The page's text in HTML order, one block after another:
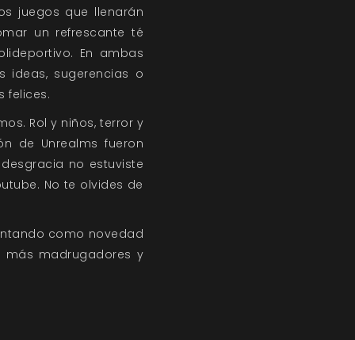
juegos que llenarán
un refrescante té
En ambas
ideas, sugerencias o
felices.
Rol y niños, terror y
de Unrealms fueron
no estuviste
No te olvides de
como novedad
madrugadores y